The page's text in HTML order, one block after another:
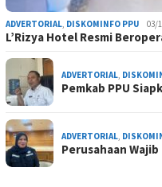
ADVERTORIAL, DISKOMINFO PPU 03/
L’Rizya Hotel Resmi
ADVERTORIAL,
Pemkab PPU
ADVERTORIAL,
Perusahaan